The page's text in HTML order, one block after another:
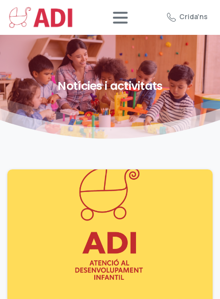
Crida'ns
Notíciesiactivitats